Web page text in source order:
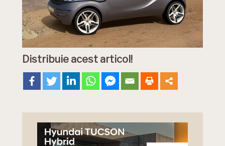
Distribuie acest articol!